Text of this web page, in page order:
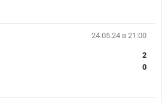
24.05.24 в 21:00
2
0